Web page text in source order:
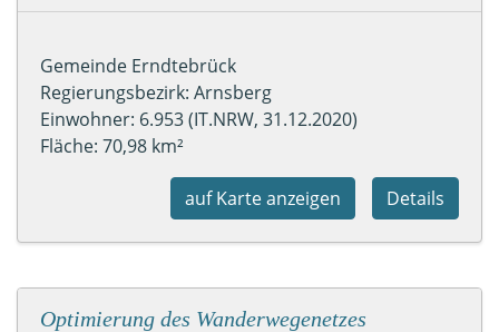
Gemeinde Erndtebrück
Regierungsbezirk: Arnsberg
Einwohner: 6.953 (IT.NRW, 31.12.2020)
Fläche: 70,98 km²
Details
auf Karte anzeigen
Optimierung des Wanderwegenetzes